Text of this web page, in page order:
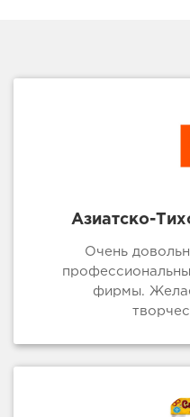
Азиатско-
Очень
фирмы.